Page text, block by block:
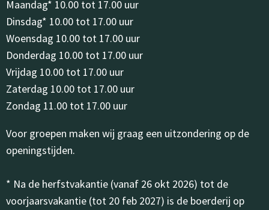
Maandag* 10.00 tot 17.00 uur
Dinsdag* 10.00 tot 17.00 uur
Woensdag 10.00 tot 17.00 uur
Donderdag 10.00 tot 17.00 uur
Vrijdag 10.00 tot 17.00 uur
Zaterdag 10.00 tot 17.00 uur
Zondag 11.00 tot 17.00 uur
Voor groepen maken wij graag een uitzondering op de
openingstijden.
* Na de herfstvakantie (vanaf 26 okt 2026) tot de
voorjaarsvakantie (tot 20 feb 2027) is de boerderij op